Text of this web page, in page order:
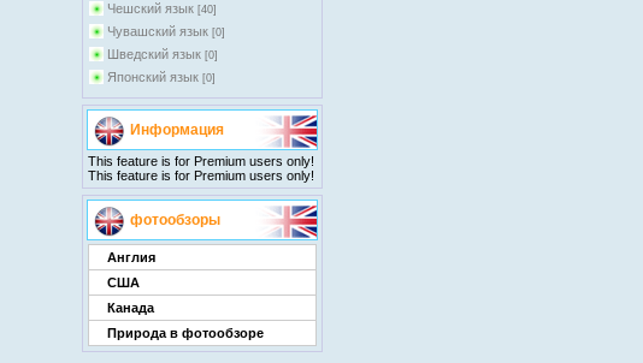
Чешский язык [40]
Чувашский язык [0]
Шведский язык [0]
Японский язык [0]
Информация
This feature is for Premium users only!
This feature is for Premium users only!
фотообзоры
Англия
США
Канада
Природа в фотообзоре